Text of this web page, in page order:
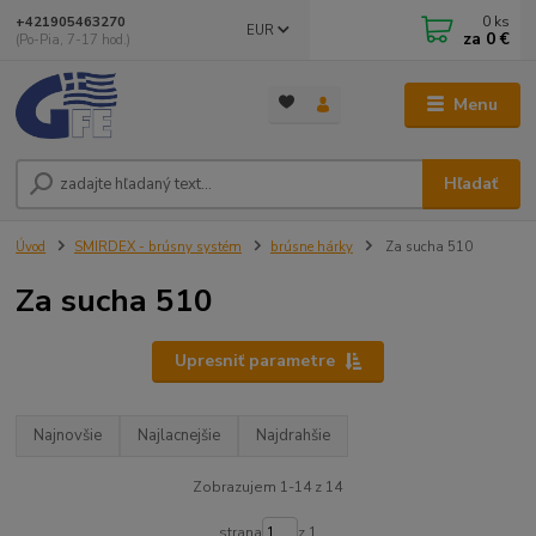
Menu
EUR
Hľadať
+421905463270
(Po-Pia, 7-17 hod.)
0 ks
za 0 €
Úvod SMIRDEX - brúsny systém brúsne hárky Za sucha 510
Za sucha 510
Upresniť parametre
Najnovšie Najlacnejšie Najdrahšie
Zobrazujem 1-14 z 14